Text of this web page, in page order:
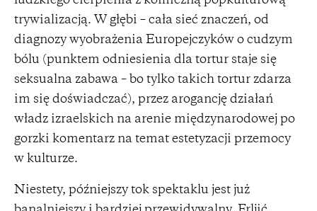
trywializacją. W głębi – cała sieć znaczeń, od
diagnozy wyobrażenia Europejczyków o cudzym
bólu (punktem odniesienia dla tortur staje się
seksualna zabawa – bo tylko takich tortur zdarza
im się doświadczać), przez arogancję działań
władz izraelskich na arenie międzynarodowej po
gorzki komentarz na temat estetyzacji przemocy
w kulturze.
Niestety, późniejszy tok spektaklu jest już